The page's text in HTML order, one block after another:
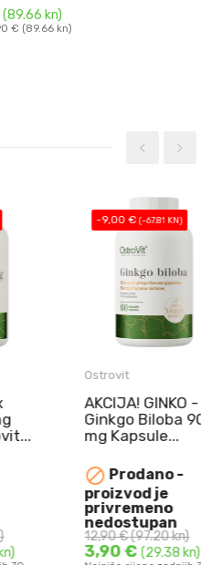
(89.66 kn)
€ (89.66 kn)
(-67.81 KN)
AKCIJA! GINKO -
Ginkgo Biloba 90
mg Kapsule...
Prodano -
proizvod je
privremeno
nedostupan
(97.20 kn)
3,90 €(29.38 kn)
NAJBOLJE
UPOTRIJEBITI DO
10.08.2026.
GINKO - Ginkgo
Biloba 90 mg Kapsule ...